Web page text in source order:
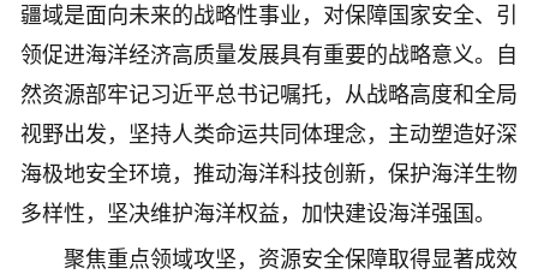
疆域是面向未来的战略性事业，对保障国家安全、引
领促进海洋经济高质量发展具有重要的战略意义。自
然资源部牢记习近平总书记嘱托，从战略高度和全局
视野出发，坚持人类命运共同体理念，主动塑造好深
海极地安全环境，推动海洋科技创新，保护海洋生物
多样性，坚决维护海洋权益，加快建设海洋强国。
聚焦重点领域攻坚，资源安全保障取得显著成效